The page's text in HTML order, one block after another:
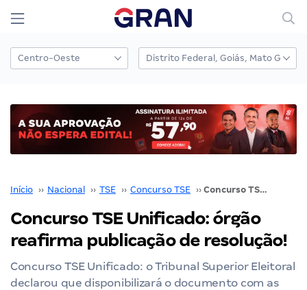
Início ›› Nacional ›› TSE ›› Concurso TSE ›› Concurso TSE Unificado: órgão reafirma publicação de resolução!
Concurso TSE Unificado: órgão
reafirma publicação de resolução!
Concurso TSE Unificado: o Tribunal Superior Eleitoral
declarou que disponibilizará o documento com as